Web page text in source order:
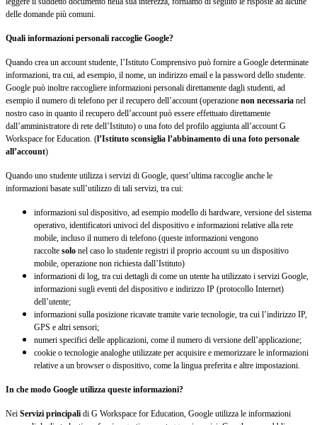
delle domande più comuni.
Quali informazioni personali raccoglie Google?
Quando crea un account studente, l’Istituto Comprensivo può fornire a Google determinate
informazioni, tra cui, ad esempio, il nome, un indirizzo email e la password dello studente.
Google può inoltre raccogliere informazioni personali direttamente dagli studenti, ad
esempio il numero di telefono per il recupero dell’account (operazione non necessaria nel
nostro caso in quanto il recupero dell’account può essere effettuato direttamente
dall’amministratore di rete dell’Istituto) o una foto del profilo aggiunta all’account G
Workspace for Education. (l’Istituto sconsiglia l’abbinamento di una foto personale
all’account)
Quando uno studente utilizza i servizi di Google, quest’ultima raccoglie anche le
informazioni basate sull’utilizzo di tali servizi, tra cui:
informazioni sul dispositivo, ad esempio modello di hardware, versione del sistema
operativo, identificatori univoci del dispositivo e informazioni relative alla rete
mobile, incluso il numero di telefono (queste informazioni vengono
raccolte solo nel caso lo studente registri il proprio account su un dispositivo
mobile, operazione non richiesta dall’Istituto)
informazioni di log, tra cui dettagli di come un utente ha utilizzato i servizi Google,
informazioni sugli eventi del dispositivo e indirizzo IP (protocollo Internet)
dell’utente;
informazioni sulla posizione ricavate tramite varie tecnologie, tra cui l’indirizzo IP,
GPS e altri sensori;
numeri specifici delle applicazioni, come il numero di versione dell’applicazione;
cookie o tecnologie analoghe utilizzate per acquisire e memorizzare le informazioni
relative a un browser o dispositivo, come la lingua preferita e altre impostazioni.
In che modo Google utilizza queste informazioni?
Nei Servizi principali di G Workspace for Education, Google utilizza le informazioni